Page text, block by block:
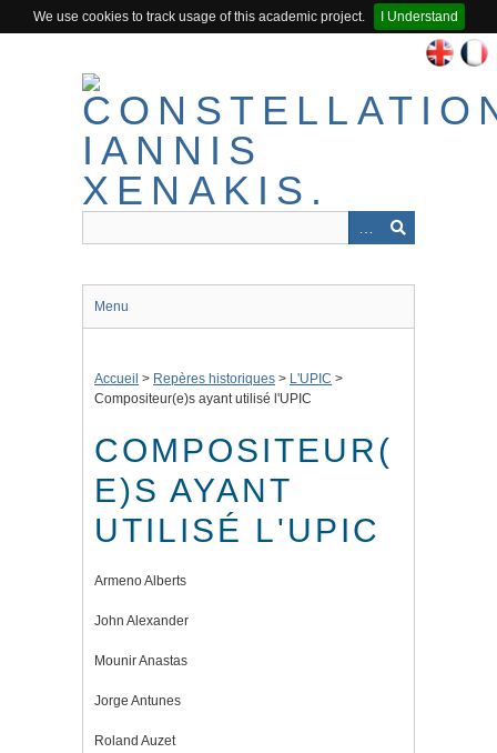
We use cookies to track usage of this academic project.
I Understand
Menu
Accueil > Repères historiques > L'UPIC >
Compositeur(e)s ayant utilisé l'UPIC
COMPOSITEUR(
E)S AYANT
UTILISÉ L'UPIC
Armeno Alberts
John Alexander
Mounir Anastas
Jorge Antunes
Roland Auzet